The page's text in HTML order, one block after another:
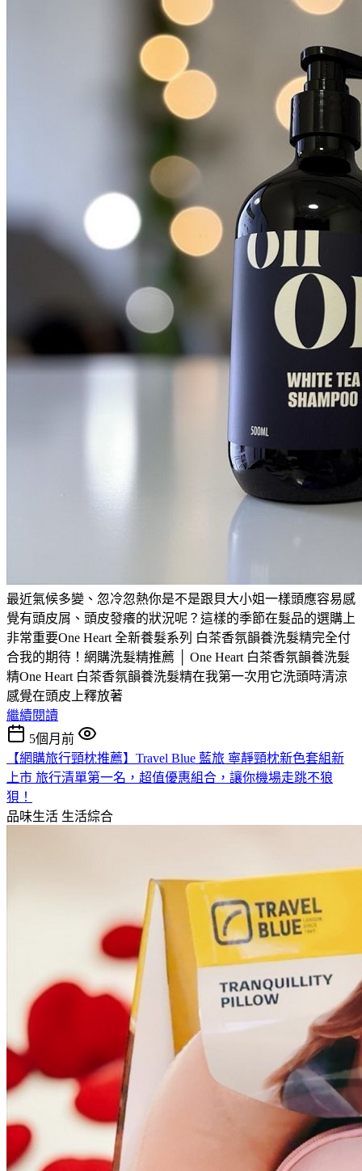
最近氣候多變、忽冷忽熱你是不是跟貝大小姐一樣頭應容易感
覺有頭皮屑、頭皮發癢的狀況呢？這樣的季節在髮品的選購上
非常重要One Heart 全新養髮系列 白茶香氛韻養洗髮精完全付
合我的期待！網購洗髮精推薦 │ One Heart 白茶香氛韻養洗髮
精One Heart 白茶香氛韻養洗髮精在我第一次用它洗頭時清涼
感覺在頭皮上釋放著
繼續閱讀
5個月前
【網購旅行頸枕推薦】Travel Blue 藍旅 寧靜頸枕新色套組新
上市 旅行清單第一名，超值優惠組合，讓你機場走跳不狼
狽！
品味生活 生活綜合